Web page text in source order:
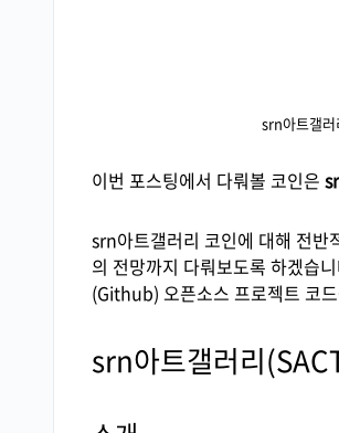
srn아트갤
이번 포스팅에서 다뤄볼 코인은
srn아트갤러리 코인에 대해 전반
의 전망까지 다뤄보도록 하겠습
(Github) 오픈소스 프로젝트 코
srn아트갤러리